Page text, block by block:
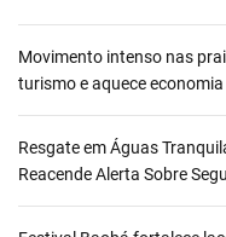
Movimento intenso nas
turismo e aquece economia
Resgate em Águas
Reacende Alerta Sobre